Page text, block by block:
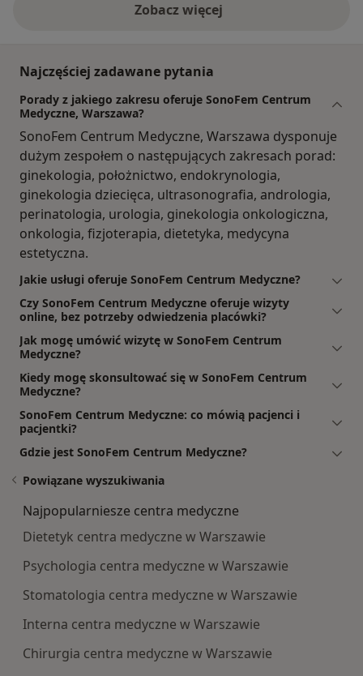
Zobacz więcej
Najczęściej zadawane pytania
Porady z jakiego zakresu oferuje SonoFem Centrum
Medyczne, Warszawa?
SonoFem Centrum Medyczne, Warszawa dysponuje
dużym zespołem o następujących zakresach porad:
ginekologia, położnictwo, endokrynologia,
ginekologia dziecięca, ultrasonografia, andrologia,
perinatologia, urologia, ginekologia onkologiczna,
onkologia, fizjoterapia, dietetyka, medycyna
estetyczna.
Jakie usługi oferuje SonoFem Centrum Medyczne?
Czy SonoFem Centrum Medyczne oferuje wizyty
online, bez potrzeby odwiedzenia placówki?
Jak mogę umówić wizytę w SonoFem Centrum
Medyczne?
Kiedy mogę skonsultować się w SonoFem Centrum
Medyczne?
SonoFem Centrum Medyczne: co mówią pacjenci i
pacjentki?
Gdzie jest SonoFem Centrum Medyczne?
Powiązane wyszukiwania
Najpopularniesze centra medyczne
Dietetyk centra medyczne w Warszawie
Psychologia centra medyczne w Warszawie
Stomatologia centra medyczne w Warszawie
Interna centra medyczne w Warszawie
Chirurgia centra medyczne w Warszawie